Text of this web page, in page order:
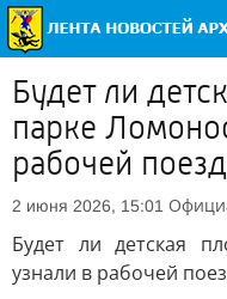
Будет ли
парке
рабочей
2 июня 2026, 15:01
Будет ли детская
узнали в рабочей